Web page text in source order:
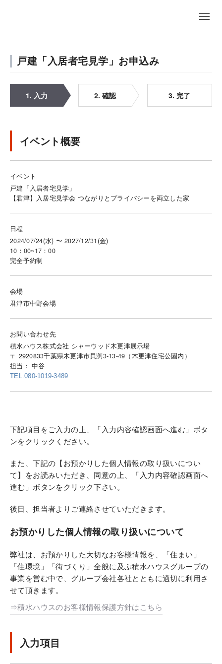
戸建「入居者宅見学」お申込み
1. 入力 2. 確認 3. 完了
イベント概要
イベント
戸建「入居者宅見学」
【君津】入居宅見学会 つながりとプライバシーを両立した家
日程
2024/07/24(水) 〜 2027/12/31(金)
10：00~17：00
完全予約制
会場
君津市中野会場
お問い合わせ先
積水ハウス株式会社 シャーウッド木更津展示場
〒 2920833千葉県木更津市貝渕3-13-49（木更津住宅公園内）
担当： 中谷
TEL.080-1019-3489
下記項目をご入力の上、「入力内容確認画面へ進む」ボタ
ンをクリックください。
また、下記の【お預かりした個人情報の取り扱いについ
て】をお読みいただき、同意の上、「入力内容確認画面へ
進む」ボタンをクリック下さい。
後日、担当者よりご連絡させていただきます。
お預かりした個人情報の取り扱いについて
弊社は、お預かりした大切なお客様情報を、「住まい」
「住環境」「街づくり」全般に及ぶ積水ハウスグループの
事業を営む中で、グループ会社各社とともに適切に利用さ
せて頂きます。
⇒積水ハウスのお客様情報保護方針はこちら
入力項目